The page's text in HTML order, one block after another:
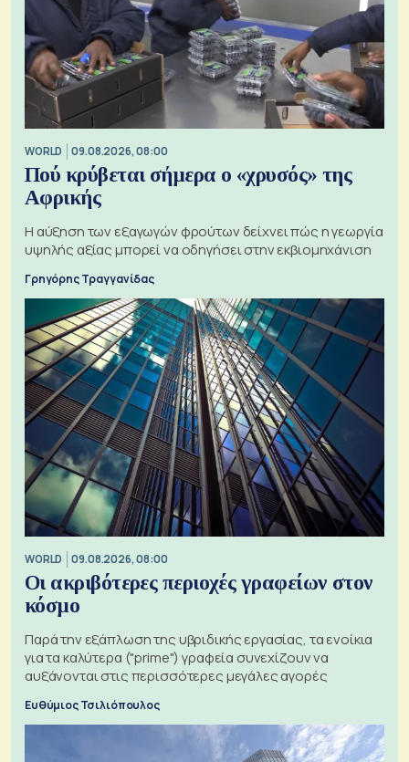
WORLD 09.08.2026, 08:00
Πού κρύβεται σήμερα ο «χρυσός» της
Αφρικής
Η αύξηση των εξαγωγών φρούτων δείχνει πώς η γεωργία
υψηλής αξίας μπορεί να οδηγήσει στην εκβιομηχάνιση
Γρηγόρης Τραγγανίδας
WORLD 09.08.2026, 08:00
Οι ακριβότερες περιοχές γραφείων στον
κόσμο
Παρά την εξάπλωση της υβριδικής εργασίας, τα ενοίκια
για τα καλύτερα ("prime") γραφεία συνεχίζουν να
αυξάνονται στις περισσότερες μεγάλες αγορές
Ευθύμιος Τσιλιόπουλος